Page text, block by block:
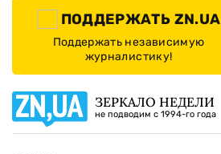
ПОДДЕРЖАТЬ ZN.UA
Поддержать независимую
журналистику!
ЗЕРКАЛО НЕДЕЛИ
не подводим с 1994-го года